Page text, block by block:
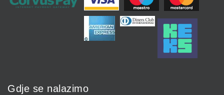
Gdje se nalazimo